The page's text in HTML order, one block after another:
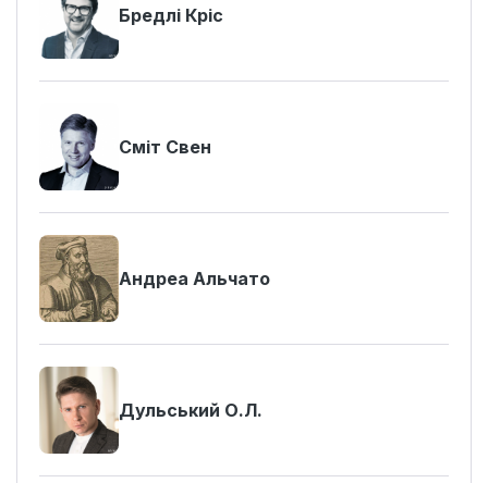
Бредлі Кріс
Сміт Свен
Андреа Альчато
Дульський О.Л.